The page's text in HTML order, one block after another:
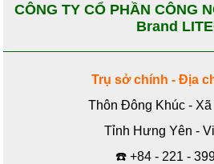
CÔNG TY CỔ PHẦN CÔNG
Brand
Trụ sở chính - Địa
Thôn Đông Khúc - Xã
Tỉnh Hưng Yên -
☎️ +84 - 221 -